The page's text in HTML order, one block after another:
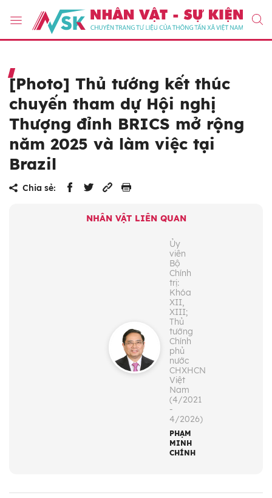
[Photo] Thủ tướng kết thúc
chuyến tham dự Hội nghị
Thượng đỉnh BRICS mở rộng
năm 2025 và làm việc tại
Brazil
Chia sẻ:
NHÂN VẬT LIÊN QUAN
Ủy
viên
Bộ
Chính
trị:
Khóa
XII,
XIII;
Thủ
tướng
Chính
phủ
nước
CHXHCN
Việt
Nam
(4/2021
-
4/2026)
PHẠM
MINH
CHÍNH